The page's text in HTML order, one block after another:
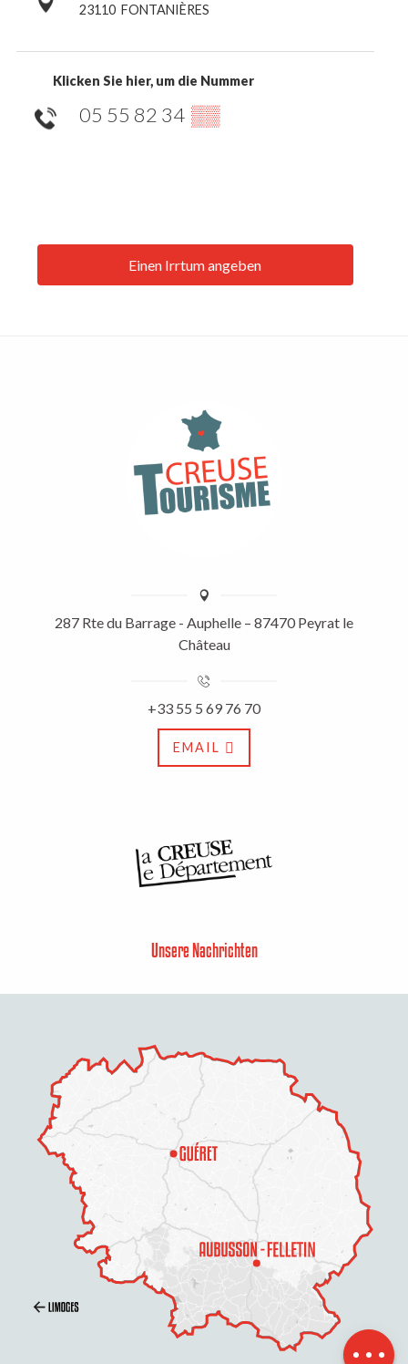
Beschreibung
Per E-Mail
kontaktieren
23110 FONTANIÈRES
Klicken Sie hier, um die Nummer
05 55 82 34 ▒▒
Einen Irrtum angeben
287 Rte du Barrage - Auphelle – 87470 Peyrat le
Château
+33 55 5 69 76 70
EMAIL
Unsere Nachrichten